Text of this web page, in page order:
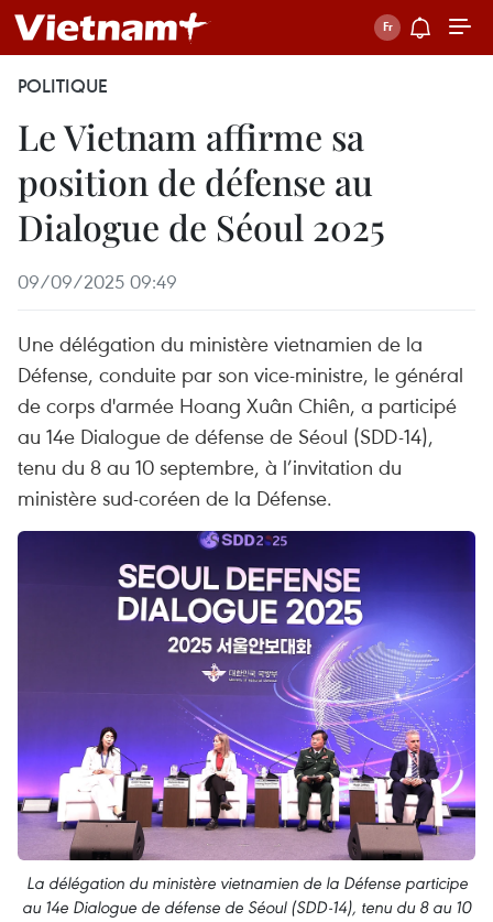
POLITIQUE
Le Vietnam affirme sa
position de défense au
Dialogue de Séoul 2025
09/09/2025 09:49
Une délégation du ministère vietnamien de la
Défense, conduite par son vice-ministre, le général
de corps d'armée Hoang Xuân Chiên, a participé
au 14e Dialogue de défense de Séoul (SDD-14),
tenu du 8 au 10 septembre, à l’invitation du
ministère sud-coréen de la Défense.
La délégation du ministère vietnamien de la Défense participe
au 14e Dialogue de défense de Séoul (SDD-14), tenu du 8 au 10